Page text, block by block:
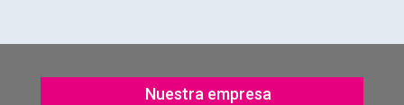
Nuestra empresa